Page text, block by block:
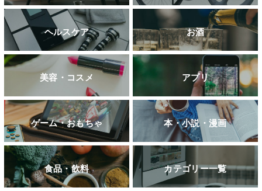
ヘルスケア お酒
美容・コスメ アプリ
ゲーム・おもちゃ 本・小説・漫画
食品・飲料 カテゴリー一覧